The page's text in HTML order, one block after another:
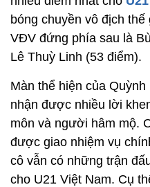
bóng chuyền vô địch
VĐV đứng phía sau là
Lê Thuỳ Linh (53 điểm).
Màn thể hiện của
nhận được nhiều lời
môn và người hâm mộ.
được giao nhiệm vụ
cô vẫn có những trận
cho U21 Việt Nam. Cụ